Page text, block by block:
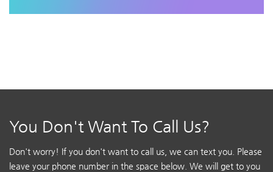
You Don't Want To Call Us?
Don't worry! If you don't want to call us, we can text you. Please
leave your phone number in the space below. We will get to you